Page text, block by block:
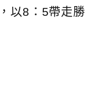
以8：5帶走勝